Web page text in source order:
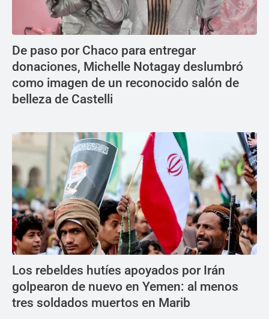
De paso por Chaco para entregar
donaciones, Michelle Notagay deslumbró
como imagen de un reconocido salón de
belleza de Castelli
Los rebeldes hutíes apoyados por Irán
golpearon de nuevo en Yemen: al menos
tres soldados muertos en Marib